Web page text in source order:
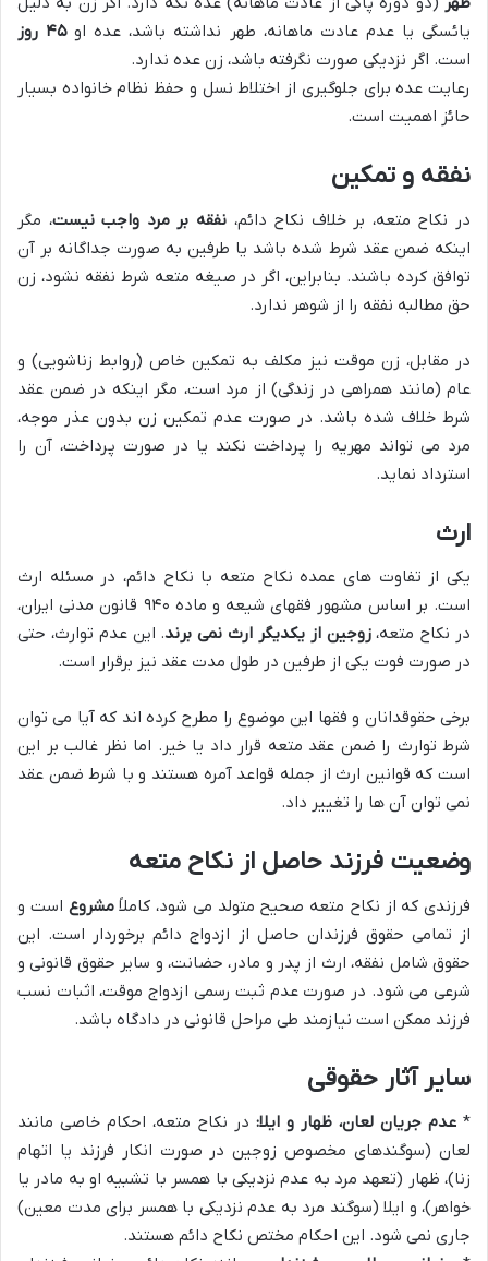
یائسگی یا عدم عادت ماهانه، طهر نداشته باشد، عده او۴۵ روز
است. اگر نزدیکی صورت نگرفته باشد، زن عده ندارد.
رعایت عده برای جلوگیری از اختلاط نسل و حفظ نظام خانواده بسیار
حائز اهمیت است.
نفقه و تمکین
در نکاح متعه، بر خلاف نکاح دائم،نفقه بر مرد واجب نیست، مگر
اینکه ضمن عقد شرط شده باشد یا طرفین به صورت جداگانه بر آن
توافق کرده باشند. بنابراین، اگر در صیغه متعه شرط نفقه نشود، زن
حق مطالبه نفقه را از شوهر ندارد.
در مقابل، زن موقت نیز مکلف به تمکین خاص (روابط زناشویی) و
عام (مانند همراهی در زندگی) از مرد است، مگر اینکه در ضمن عقد
شرط خلاف شده باشد. در صورت عدم تمکین زن بدون عذر موجه،
مرد می تواند مهریه را پرداخت نکند یا در صورت پرداخت، آن را
استرداد نماید.
ارث
یکی از تفاوت های عمده نکاح متعه با نکاح دائم، در مسئله ارث
است. بر اساس مشهور فقهای شیعه و ماده ۹۴۰ قانون مدنی ایران،
در نکاح متعه،زوجین از یکدیگر ارث نمی برند. این عدم توارث، حتی
در صورت فوت یکی از طرفین در طول مدت عقد نیز برقرار است.
برخی حقوقدانان و فقها این موضوع را مطرح کرده اند که آیا می توان
شرط توارث را ضمن عقد متعه قرار داد یا خیر. اما نظر غالب بر این
است که قوانین ارث از جمله قواعد آمره هستند و با شرط ضمن عقد
نمی توان آن ها را تغییر داد.
وضعیت فرزند حاصل از نکاح متعه
فرزندی که از نکاح متعه صحیح متولد می شود، کاملاًمشروع است و
از تمامی حقوق فرزندان حاصل از ازدواج دائم برخوردار است. این
حقوق شامل نفقه، ارث از پدر و مادر، حضانت، و سایر حقوق قانونی و
شرعی می شود. در صورت عدم ثبت رسمی ازدواج موقت، اثبات نسب
فرزند ممکن است نیازمند طی مراحل قانونی در دادگاه باشد.
سایر آثار حقوقی
* عدم جریان لعان، ظهار و ایلا: در نکاح متعه، احکام خاصی مانند
لعان (سوگندهای مخصوص زوجین در صورت انکار فرزند یا اتهام
زنا)، ظهار (تعهد مرد به عدم نزدیکی با همسر با تشبیه او به مادر یا
خواهر)، و ایلا (سوگند مرد به عدم نزدیکی با همسر برای مدت معین)
جاری نمی شود. این احکام مختص نکاح دائم هستند.